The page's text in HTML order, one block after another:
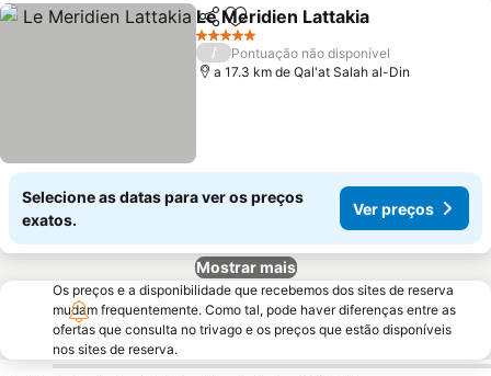
PartilharAdicionar aos favoritos
Le Meridien Lattakia
5 Estrelas
/
Pontuação não disponível
a 17.3 km de Qal'at Salah al-Din
Selecione as datas para ver os preços
exatos.
Ver preços
Mostrar mais
Os preços e a disponibilidade que recebemos dos sites de reserva
mudam frequentemente. Como tal, pode haver diferenças entre as
ofertas que consulta no trivago e os preços que estão disponíveis
nos sites de reserva.